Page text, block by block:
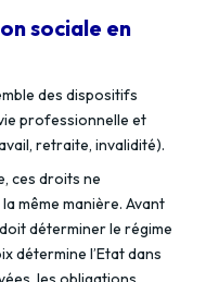
sociale en
des dispositifs
professionnelle et
retraite, invalidité).
ces droits ne
même manière. Avant
déterminer le régime
détermine l’Etat dans